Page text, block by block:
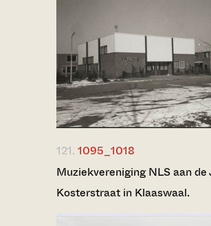
121. 1095_1018
Muziekvereniging NLS aan de
Kosterstraat in Klaaswaal.